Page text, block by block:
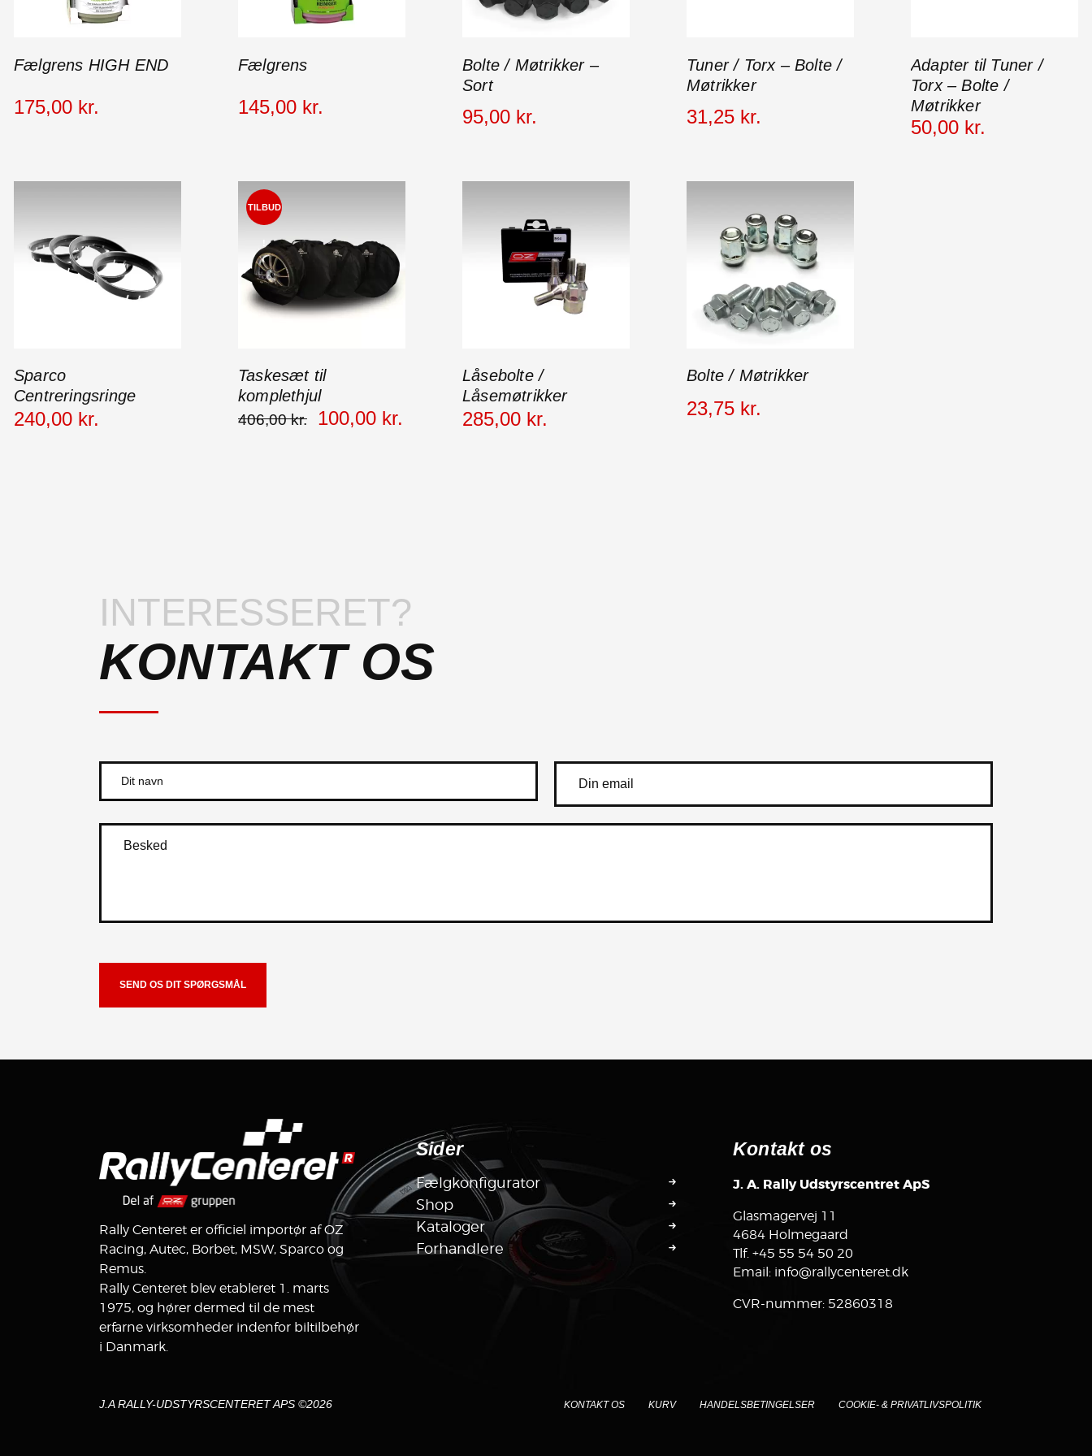
Fælgrens HIGH END
175,00 kr.
Fælgrens
145,00 kr.
Bolte / Møtrikker –
Sort
95,00 kr.
Tuner / Torx – Bolte /
Møtrikker
31,25 kr.
Adapter til Tuner /
Torx – Bolte /
Møtrikker
50,00 kr.
Sparco
Centreringsringe
240,00 kr.
TILBUD
!
Taskesæt til
komplethjul
406,00 kr. 100,00 kr.
Låsebolte /
Låsemøtrikker
285,00 kr.
Bolte / Møtrikker
23,75 kr.
INTERESSERET?
KONTAKT OS
Rally Centeret er officiel importør af OZ
Racing, Autec, Borbet, MSW, Sparco og
Remus.
Rally Centeret blev etableret 1. marts
1975, og hører dermed til de mest
erfarne virksomheder indenfor biltilbehør
i Danmark.
Sider
Fælgkonfigurator
Shop
Kataloger
Forhandlere
Kontakt os
J. A. Rally Udstyrscentret ApS
Glasmagervej 11
4684 Holmegaard
Tlf. +45 55 54 50 20
Email: info@rallycenteret.dk
CVR-nummer: 52860318
J.A RALLY-UDSTYRSCENTERET APS ©2026 KONTAKT OS KURV HANDELSBETINGELSER COOKIE- & PRIVATLIVSPOLITIK